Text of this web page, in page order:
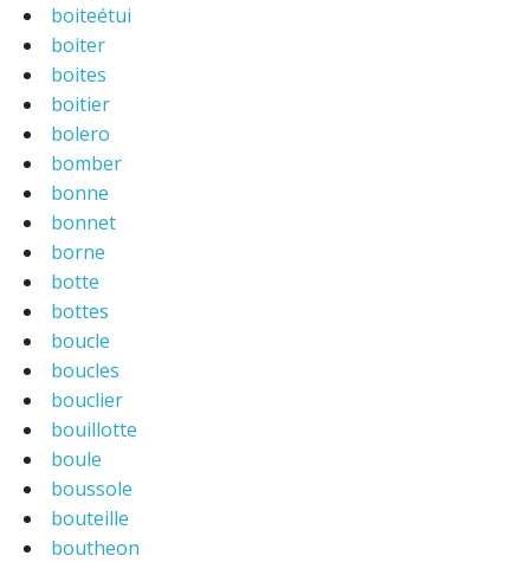
boiteétui
boiter
boites
boitier
bolero
bomber
bonne
bonnet
borne
botte
bottes
boucle
boucles
bouclier
bouillotte
boule
boussole
bouteille
boutheon